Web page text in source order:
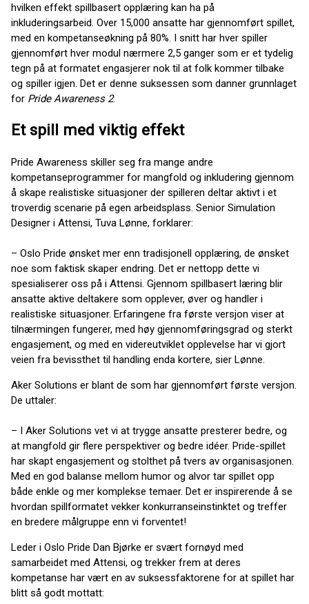
hvilken effekt spillbasert opplæring kan ha på
inkluderingsarbeid. Over 15,000 ansatte har gjennomført spillet,
med en kompetanseøkning på 80%. I snitt har hver spiller
gjennomført hver modul nærmere 2,5 ganger som er et tydelig
tegn på at formatet engasjerer nok til at folk kommer tilbake
og spiller igjen. Det er denne suksessen som danner grunnlaget
for Pride Awareness 2.
Et spill med viktig effekt
Pride Awareness skiller seg fra mange andre
kompetanseprogrammer for mangfold og inkludering gjennom
å skape realistiske situasjoner der spilleren deltar aktivt i et
troverdig scenarie på egen arbeidsplass. Senior Simulation
Designer i Attensi, Tuva Lønne, forklarer:
– Oslo Pride ønsket mer enn tradisjonell opplæring, de ønsket
noe som faktisk skaper endring. Det er nettopp dette vi
spesialiserer oss på i Attensi. Gjennom spillbasert læring blir
ansatte aktive deltakere som opplever, øver og handler i
realistiske situasjoner. Erfaringene fra første versjon viser at
tilnærmingen fungerer, med høy gjennomføringsgrad og sterkt
engasjement, og med en videreutviklet opplevelse har vi gjort
veien fra bevissthet til handling enda kortere, sier Lønne.
Aker Solutions er blant de som har gjennomført første versjon.
De uttaler:
– I Aker Solutions vet vi at trygge ansatte presterer bedre, og
at mangfold gir flere perspektiver og bedre idéer. Pride-spillet
har skapt engasjement og stolthet på tvers av organisasjonen.
Med en god balanse mellom humor og alvor tar spillet opp
både enkle og mer komplekse temaer. Det er inspirerende å se
hvordan spillformatet vekker konkurranseinstinktet og treffer
en bredere målgruppe enn vi forventet!
Leder i Oslo Pride Dan Bjørke er svært fornøyd med
samarbeidet med Attensi, og trekker frem at deres
kompetanse har vært en av suksessfaktorene for at spillet har
blitt så godt mottatt: